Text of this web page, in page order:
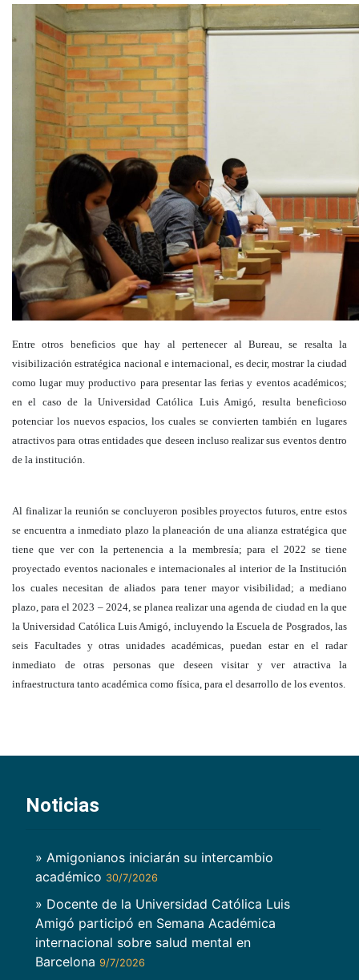
Entre otros beneficios que hay al pertenecer al Bureau, se resalta la
visibilización estratégica nacional e internacional, es decir, mostrar la ciudad
como lugar muy productivo para presentar las ferias y eventos académicos;
en el caso de la Universidad Católica Luis Amigó, resulta beneficioso
potenciar los nuevos espacios, los cuales se convierten también en lugares
atractivos para otras entidades que deseen incluso realizar sus eventos dentro
de la institución.
Al finalizar la reunión se concluyeron posibles proyectos futuros, entre estos
se encuentra a inmediato plazo la planeación de una alianza estratégica que
tiene que ver con la pertenencia a la membresía; para el 2022 se tiene
proyectado eventos nacionales e internacionales al interior de la Institución
los cuales necesitan de aliados para tener mayor visibilidad; a mediano
plazo, para el 2023 – 2024, se planea realizar una agenda de ciudad en la que
la Universidad Católica Luis Amigó, incluyendo la Escuela de Posgrados, las
seis Facultades y otras unidades académicas, puedan estar en el radar
inmediato de otras personas que deseen visitar y ver atractiva la
infraestructura tanto académica como física, para el desarrollo de los eventos.
Noticias
» Amigonianos iniciarán su intercambio
académico 30/7/2026
» Docente de la Universidad Católica Luis
Amigó participó en Semana Académica
internacional sobre salud mental en
Barcelona 9/7/2026